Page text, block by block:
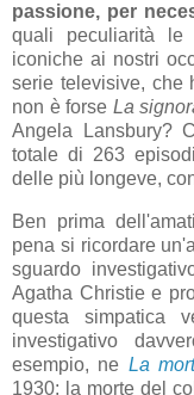
passione, per
quali peculiarità le
iconiche ai nostri
serie televisive, che
non è forse La
Angela Lansbury?
totale di 263
delle più longeve,
Ben prima
pena si ricordare
sguardo
Agatha Christie e
questa simpatica
investigativo
esempio, ne La
1930: la morte del